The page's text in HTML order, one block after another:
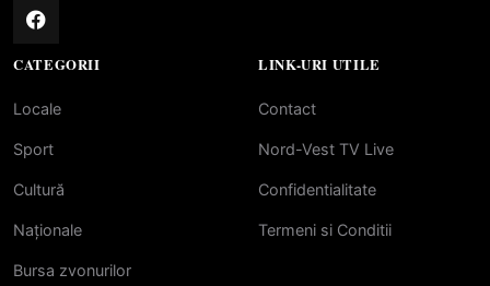
CATEGORII
Locale
Sport
Cultură
Naționale
Bursa zvonurilor
LINK-URI UTILE
Contact
Nord-Vest TV Live
Confidentialitate
Termeni si Conditii